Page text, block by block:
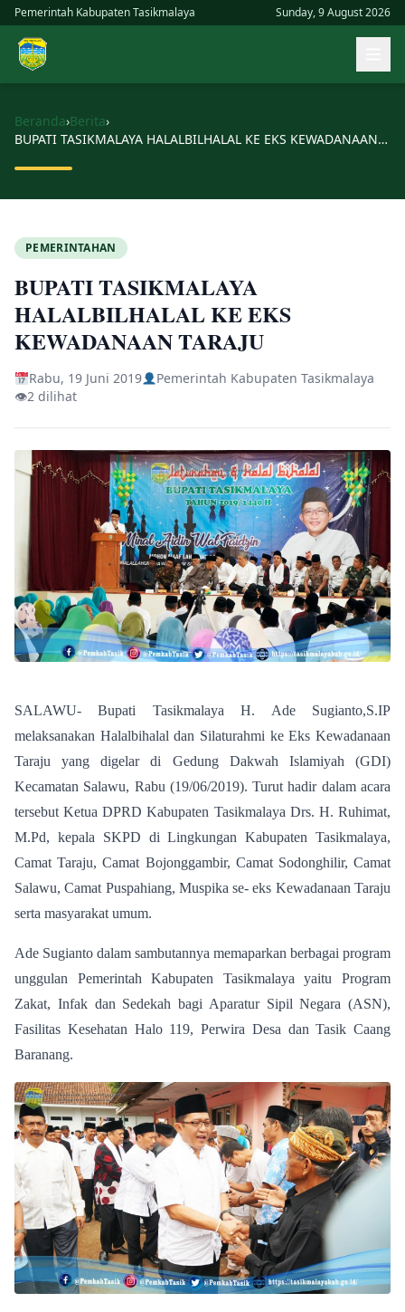
Skip
content
Pemerintah Kabupaten Tasikmalaya Sunday, 9 August 2026
Beranda›Berita›
BUPATI TASIKMALAYA HALALBILHALAL KE EKS KEWADANAAN TARAJU
PEMERINTAHAN
BUPATI TASIKMALAYA
HALALBILHALAL KE EKS
KEWADANAAN TARAJU
Rabu, 19 Juni 2019
Pemerintah Kabupaten Tasikmalaya
👁2 dilihat
SALAWU- Bupati Tasikmalaya H. Ade Sugianto,S.IP
melaksanakan Halalbihalal dan Silaturahmi ke Eks Kewadanaan
Taraju yang digelar di Gedung Dakwah Islamiyah (GDI)
Kecamatan Salawu, Rabu (19/06/2019). Turut hadir dalam acara
tersebut Ketua DPRD Kabupaten Tasikmalaya Drs. H. Ruhimat,
M.Pd, kepala SKPD di Lingkungan Kabupaten Tasikmalaya,
Camat Taraju, Camat Bojonggambir, Camat Sodonghilir, Camat
Salawu, Camat Puspahiang, Muspika se- eks Kewadanaan Taraju
serta masyarakat umum.
Ade Sugianto dalam sambutannya memaparkan berbagai program
unggulan Pemerintah Kabupaten Tasikmalaya yaitu Program
Zakat, Infak dan Sedekah bagi Aparatur Sipil Negara (ASN),
Fasilitas Kesehatan Halo 119, Perwira Desa dan Tasik Caang
Baranang.